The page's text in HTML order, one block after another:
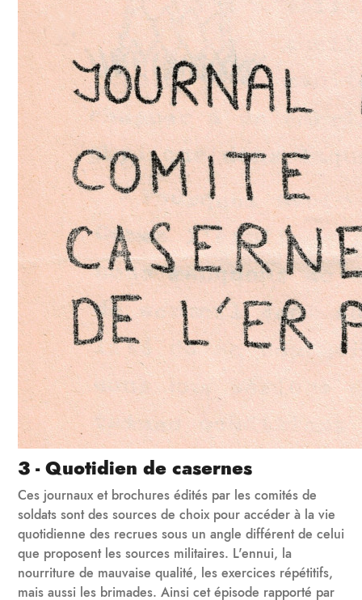
3 - Quotidien de casernes
Ces journaux et brochures édités par les comités de
soldats sont des sources de choix pour accéder à la vie
quotidienne des recrues sous un angle différent de celui
que proposent les sources militaires. L'ennui, la
nourriture de mauvaise qualité, les exercices répétitifs,
mais aussi les brimades. Ainsi cet épisode rapporté par